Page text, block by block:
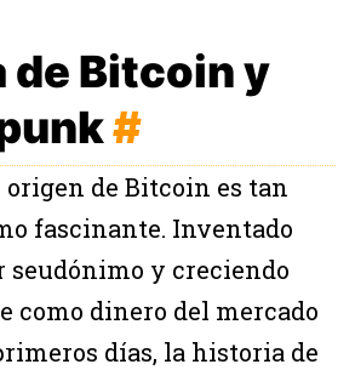
de Bitcoin y
#
de Bitcoin es tan
fascinante. Inventado
seudónimo y creciendo
como dinero del mercado
días, la historia de